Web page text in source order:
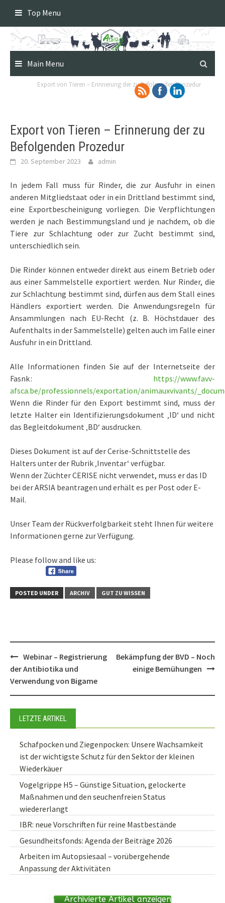
content
Top Menu
Main Menu
Export von Tieren – Erinnerung der zu Befolgenden Prozedur
Export von Tieren – Erinnerung der zu
Befolgenden Prozedur
20. September 2023 admin
In jedem Fall muss für Rinder, die zur Ausfuhr in einen
anderen Mitgliedstaat oder in ein Drittland bestimmt sind,
eine Exportbescheinigung vorliegen. Die Verpflichtungen
werden je nach Bestimmungsland und je nachdem, ob die
Tiere zur Schlachtung oder zur Zucht bestimmt sind,
unterschiedlich sein.
Die Rinder können entweder direkt aus einem Betrieb oder
aus einer Sammelstelle exportiert werden. Nur Rinder, die
zur Schlachtung bestimmt sind, dürfen aus dem Stall eines
Händlers exportiert werden. Die Anwendungsregeln für
Ansammlungen nach EU-Recht (z. B. Höchstdauer des
Aufenthalts in der Sammelstelle) gelten auch im Falle einer
Ausfuhr in ein Drittland.
Alle Informationen finden Sie auf der Internetseite der
Fasnk : https://www.favv-
afsca.be/professionnels/exportation/animauxvivants/
Wenn die Rinder für den Export bestimmt sind, muss der
letzte Halter ein Identifizierungsdokument ‚ID‘ und nicht
das Begleitdokument ‚BD‘ ausdrucken.
Dieses Dokument ist auf der Cerise-Schnittstelle des
Halters unter der Rubrik ‚Inventar‘ verfügbar.
Wenn der Züchter CERISE nicht verwendet, muss er das ID
bei der ARSIA beantragen und erhält es per Post oder E-
Mail.
Unser Team der Rückverfolgbarkeit steht Ihnen für weitere
Informationen gerne zur Verfügung.
Please follow and like us:
POSTED UNDER ARCHIV GUT ZU WISSEN
Post
navigation
Webinar – Registrierung
der Antibiotika und
Verwendung von Bigame
Bekämpfung der BVD – Noch
einige Bemühungen
LETZTE ARTIKEL
Schafpocken und Ziegenpocken: Unsere Wachsamkeit
ist der wichtigste Schutz für den Sektor der kleinen
Wiederkäuer
Vogelgrippe H5 – Günstige Situation, gelockerte
Maßnahmen und den seuchenfreien Status
wiedererlangt
IBR: neue Vorschriften für reine Mastbestände
Gesundheitsfonds: Agenda der Beiträge 2026
Arbeiten im Autopsiesaal – vorübergehende
Anpassung der Aktivitäten
Archivierte Artikel anzeigen